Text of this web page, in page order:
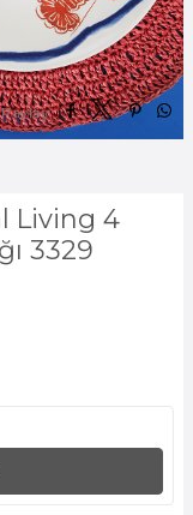
Paylaş:
Living 4
3329